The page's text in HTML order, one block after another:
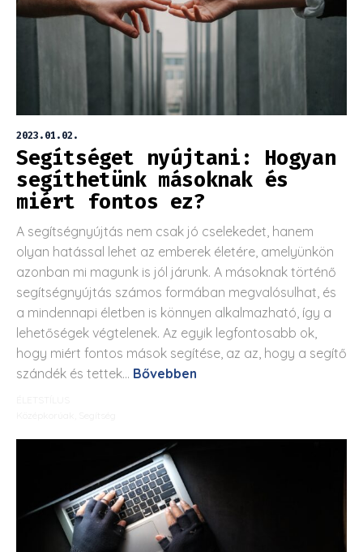
2023.01.02.
Segítséget nyújtani: Hogyan
segíthetünk másoknak és
miért fontos ez?
A segítségnyújtás nem csak jó cselekedet, hanem
olyan hatással lehet az emberek életére, amelyünkön
azonban mi magunk is jól járunk. A másoknak történő
segítségnyújtás számos formában megvalósulhat, és
a mindennapi életben is könnyen alkalmazható, így a
lehetőségek végtelenek. Az egyik legfontosabb ok,
hogy miért fontos mások segítése, az az, hogy a segítő
szándék és tettek... Bővebben